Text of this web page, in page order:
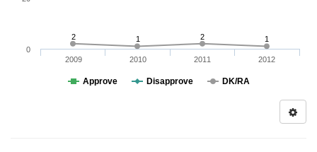
2 1 2 1
Approve Disapprove DK/RA
2009 2010 2011 2012
0